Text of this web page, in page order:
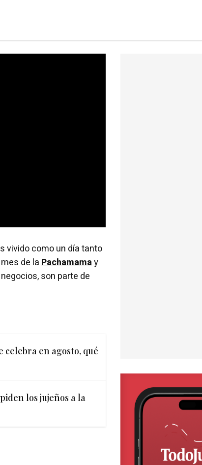
vivido como un día tanto
de laPachamamay
son parte de
celebra en agosto, qué
los jujeños a la